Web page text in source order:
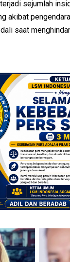
sejumlah
akibat
saat